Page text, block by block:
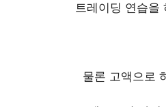
트레이딩 연습을
물론 고액으로